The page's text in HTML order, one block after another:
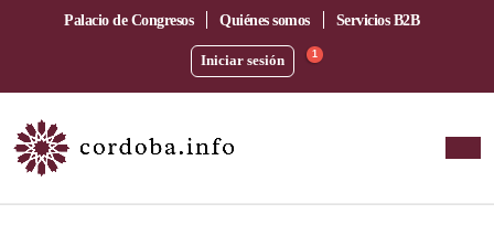
Palacio de Congresos Quiénes somos Servicios B2B
Iniciar sesión 1
Este evento ha pasado.